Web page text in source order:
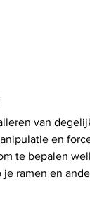
van
en
te bepalen
ramen en